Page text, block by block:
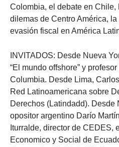
Colombia, el debate en Chile,
dilemas de Centro América,
evasión fiscal en América
INVITADOS: Desde Nueva
“El mundo offshore” y
Columbia. Desde Lima,
Red Latinoamericana sobre
Derechos (Latindadd). Desde
opositor argentino Darío
Iturralde, director de CEDES,
Economico y Social de